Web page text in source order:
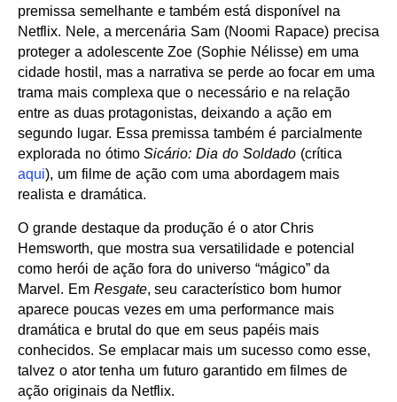
premissa semelhante e também está disponível na
Netflix. Nele, a mercenária Sam (Noomi Rapace) precisa
proteger a adolescente Zoe (Sophie Nélisse) em uma
cidade hostil, mas a narrativa se perde ao focar em uma
trama mais complexa que o necessário e na relação
entre as duas protagonistas, deixando a ação em
segundo lugar. Essa premissa também é parcialmente
explorada no ótimoSicário: Dia do Soldado(crítica
aqui), um filme de ação com uma abordagem mais
realista e dramática.
O grande destaque da produção é o ator Chris
Hemsworth, que mostra sua versatilidade e potencial
como herói de ação fora do universo “mágico” da
Marvel. Em Resgate, seu característico bom humor
aparece poucas vezes em uma performance mais
dramática e brutal do que em seus papéis mais
conhecidos. Se emplacar mais um sucesso como esse,
talvez o ator tenha um futuro garantido em filmes de
ação originais da Netflix.